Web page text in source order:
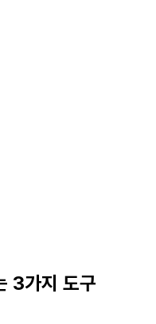
3가지 도구